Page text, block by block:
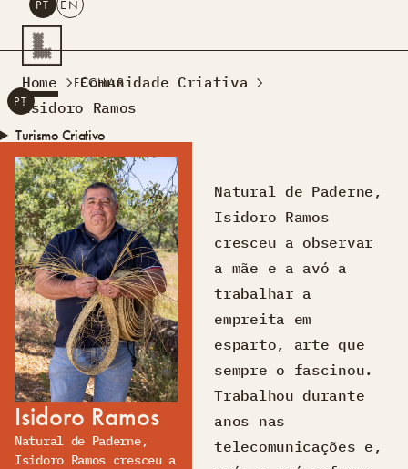
PESQUISAR
PT EN
Turismo Criativo
Rede de Oficinas
Design Lab
Formação
Residências Criativas
ProjetosA AcontecerMontra
Sobre Nós
Contactos
PT EN
FECHAR
Home
Comunidade Criativa
Isidoro Ramos
Isidoro Ramos
Natural de Paderne,
Isidoro Ramos cresceu a
Natural de Paderne,
Isidoro Ramos
cresceu a observar
a mãe e a avó a
trabalhar a
empreita em
esparto, arte que
sempre o fascinou.
Trabalhou durante
anos nas
telecomunicações e,